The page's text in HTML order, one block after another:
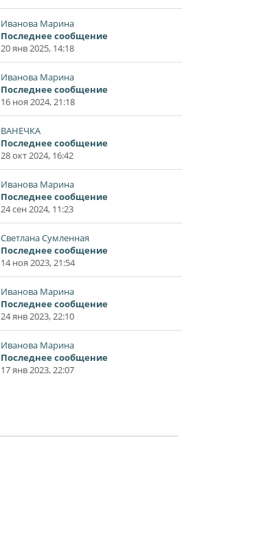
Иванова Марина
Последнее сообщение
20 янв 2025, 14:18
Иванова Марина
Последнее сообщение
16 ноя 2024, 21:18
ВАНЕЧКА
Последнее сообщение
28 окт 2024, 16:42
Иванова Марина
Последнее сообщение
24 сен 2024, 11:23
Светлана Сумленная
Последнее сообщение
14 ноя 2023, 21:54
Иванова Марина
Последнее сообщение
24 янв 2023, 22:10
Иванова Марина
Последнее сообщение
17 янв 2023, 22:07